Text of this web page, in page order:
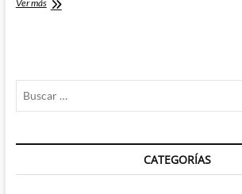
Ver más
Smith
y
Moore
a
CATEGORÍAS